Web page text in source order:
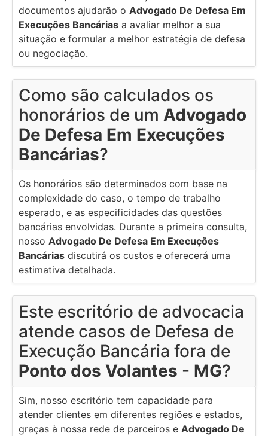
documentos ajudarão o Advogado De Defesa Em
Execuções Bancárias a avaliar melhor a sua
situação e formular a melhor estratégia de defesa
ou negociação.
Como são calculados os
honorários de um Advogado
De Defesa Em Execuções
Bancárias?
Os honorários são determinados com base na
complexidade do caso, o tempo de trabalho
esperado, e as especificidades das questões
bancárias envolvidas. Durante a primeira consulta,
nosso Advogado De Defesa Em Execuções
Bancárias discutirá os custos e oferecerá uma
estimativa detalhada.
Este escritório de advocacia
atende casos de Defesa de
Execução Bancária fora de
Ponto dos Volantes - MG?
Sim, nosso escritório tem capacidade para
atender clientes em diferentes regiões e estados,
graças à nossa rede de parceiros e Advogado De